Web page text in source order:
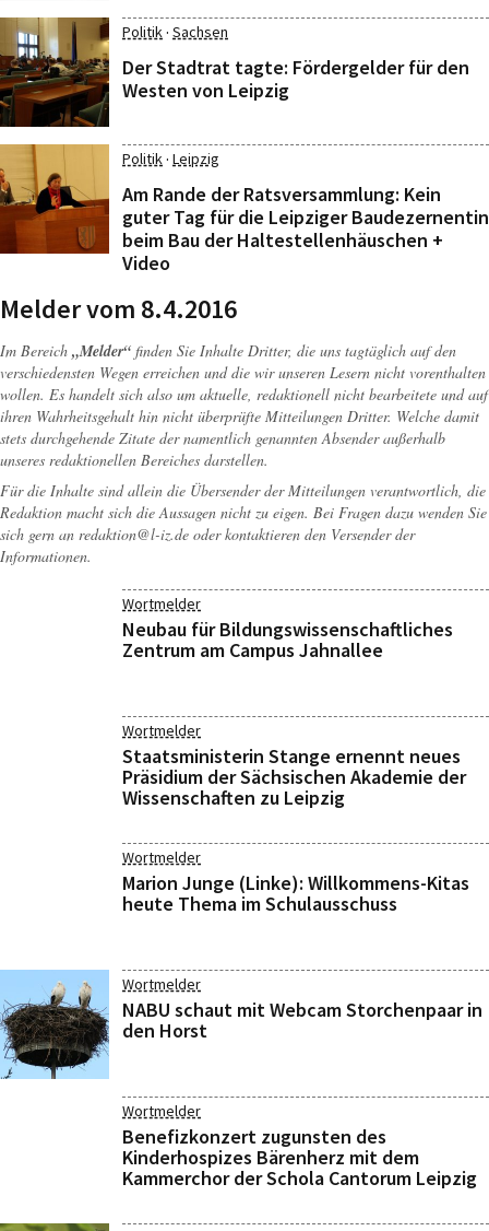
Politik· Sachsen
Der Stadtrat tagte: Fördergelder für den
Westen von Leipzig
Politik· Leipzig
Am Rande der Ratsversammlung: Kein
guter Tag für die Leipziger Baudezernentin
beim Bau der Haltestellenhäuschen +
Video
Melder vom 8.4.2016
Im Bereich „Melder“ finden Sie Inhalte Dritter, die uns tagtäglich auf den
verschiedensten Wegen erreichen und die wir unseren Lesern nicht vorenthalten
wollen. Es handelt sich also um aktuelle, redaktionell nicht bearbeitete und auf
ihren Wahrheitsgehalt hin nicht überprüfte Mitteilungen Dritter. Welche damit
stets durchgehende Zitate der namentlich genannten Absender außerhalb
unseres redaktionellen Bereiches darstellen.
Für die Inhalte sind allein die Übersender der Mitteilungen verantwortlich, die
Redaktion macht sich die Aussagen nicht zu eigen. Bei Fragen dazu wenden Sie
sich gern an redaktion@l-iz.de oder kontaktieren den Versender der
Informationen.
Wortmelder
Neubau für Bildungswissenschaftliches
Zentrum am Campus Jahnallee
Wortmelder
Staatsministerin Stange ernennt neues
Präsidium der Sächsischen Akademie der
Wissenschaften zu Leipzig
Wortmelder
Marion Junge (Linke): Willkommens-Kitas
heute Thema im Schulausschuss
Wortmelder
NABU schaut mit Webcam Storchenpaar in
den Horst
Wortmelder
Benefizkonzert zugunsten des
Kinderhospizes Bärenherz mit dem
Kammerchor der Schola Cantorum Leipzig